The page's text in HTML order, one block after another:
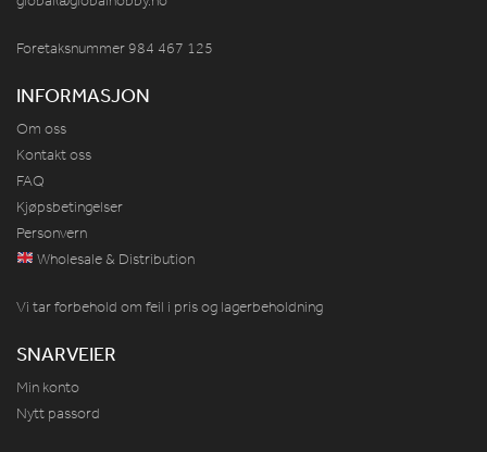
Foretaksnummer 984 467 125
INFORMASJON
Om oss
Kontakt oss
FAQ
Kjøpsbetingelser
Personvern
Wholesale & Distribution
Vi tar forbehold om feil i pris og lagerbeholdning
SNARVEIER
Min konto
Nytt passord